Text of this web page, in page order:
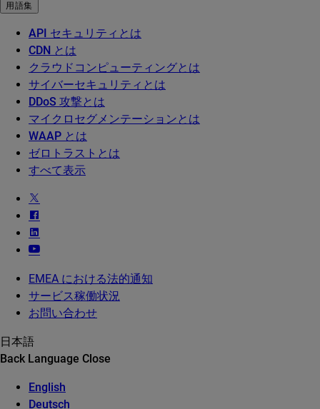
用語集
API セキュリティとは
CDN とは
クラウドコンピューティングとは
サイバーセキュリティとは
DDoS 攻撃とは
マイクロセグメンテーションとは
WAAP とは
ゼロトラストとは
すべて表示
EMEA における法的通知
サービス稼働状況
お問い合わせ
日本語
Back Language Close
English
Deutsch